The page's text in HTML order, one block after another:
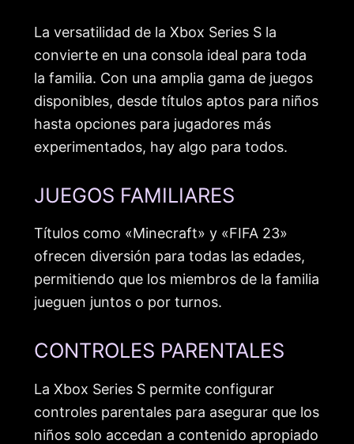
La versatilidad de la Xbox Series S la
convierte en una consola ideal para toda
la familia. Con una amplia gama de juegos
disponibles, desde títulos aptos para niños
hasta opciones para jugadores más
experimentados, hay algo para todos.
JUEGOS FAMILIARES
Títulos como «Minecraft» y «FIFA 23»
ofrecen diversión para todas las edades,
permitiendo que los miembros de la familia
jueguen juntos o por turnos.
CONTROLES PARENTALES
La Xbox Series S permite configurar
controles parentales para asegurar que los
niños solo accedan a contenido apropiado